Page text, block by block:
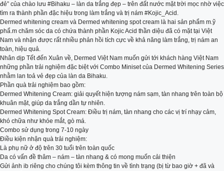
đẻ” của chào lưu #Bihaku – làn da trắng đẹp – trên đất nước mặt trời mọc nhờ việc
tìm ra thành phần đặc hiệu trong làm trắng và trị nám #Kojic_Acid.
Dermed whitening cream và Dermed whitening spot cream là hai sản phẩm m.ỹ
phẩ.m chăm sóc da có chứa thành phần Kojic Acid thần diệu đã có mặt tại Việt
Nam và nhận được rất nhiều phản hồi tích cực về khả năng làm trắng, trị nám an
toàn, hiệu quả.
Nhân dịp Tết đến Xuân về, Dermed Việt Nam muốn gửi tới khách hàng Việt Nam
những phần trải nghiệm đặc biệt với Combo Miniset của Dermed Whitening Series
nhằm lan toả vẻ đẹp của làn da Bihaku.
Phần quà trải nghiệm bao gồm:
Dermed Whitening Cream: giải quyết hiện tượng nám sạm, tàn nhang trên toàn bộ
khuân mặt, giúp da trắng dần tự nhiên.
Dermed Whitening Spot Cream: Điều trị nám, tàn nhang cho các vị trí nhạy cảm,
khó chữa như khóe mắt, gò má.
Combo sử dụng trong 7-10 ngày
Điều kiện nhận quà trải nghiệm:
Là phụ nữ ở độ trên 30 tuổi trên toàn quốc
Da có vấn đề thâm – nám – tàn nhang & có mong muốn cải thiện
Gửi ảnh ib riêng cho chúng tôi kèm thông tin về tình trạng (bị từ bao giờ + đã và